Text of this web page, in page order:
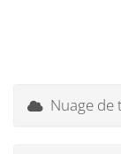
Nuage de